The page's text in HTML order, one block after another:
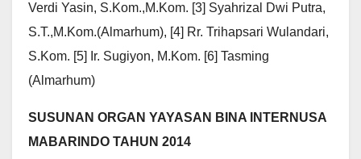
Verdi Yasin, S.Kom.,M.Kom. [3] Syahrizal Dwi Putra,
S.T.,M.Kom.(Almarhum), [4] Rr. Trihapsari Wulandari,
S.Kom. [5] Ir. Sugiyon, M.Kom. [6] Tasming
(Almarhum)
SUSUNAN ORGAN YAYASAN BINA INTERNUSA
MABARINDO TAHUN 2014